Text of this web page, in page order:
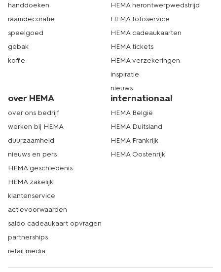
handdoeken
raamdecoratie
speelgoed
gebak
koffie
HEMA herontwerpwedstrijd
HEMA fotoservice
HEMA cadeaukaarten
HEMA tickets
HEMA verzekeringen
inspiratie
nieuws
over HEMA
over ons bedrijf
werken bij HEMA
duurzaamheid
nieuws en pers
HEMA geschiedenis
HEMA zakelijk
klantenservice
actievoorwaarden
saldo cadeaukaart opvragen
partnerships
retail media
internationaal
HEMA België
HEMA Duitsland
HEMA Frankrijk
HEMA Oostenrijk